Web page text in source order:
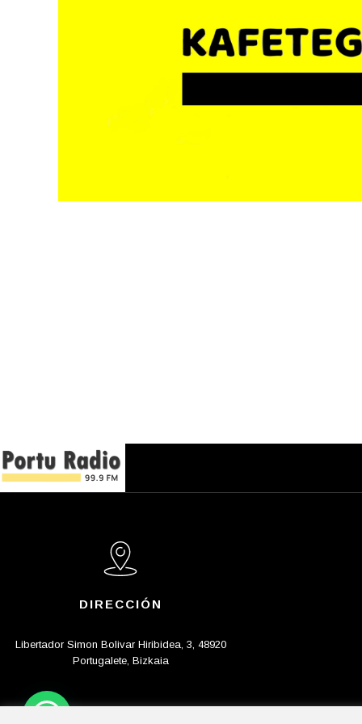
DIRECCIÓN
Libertador Simon Bolivar Hiribidea, 3, 48920
Portugalete, Bizkaia